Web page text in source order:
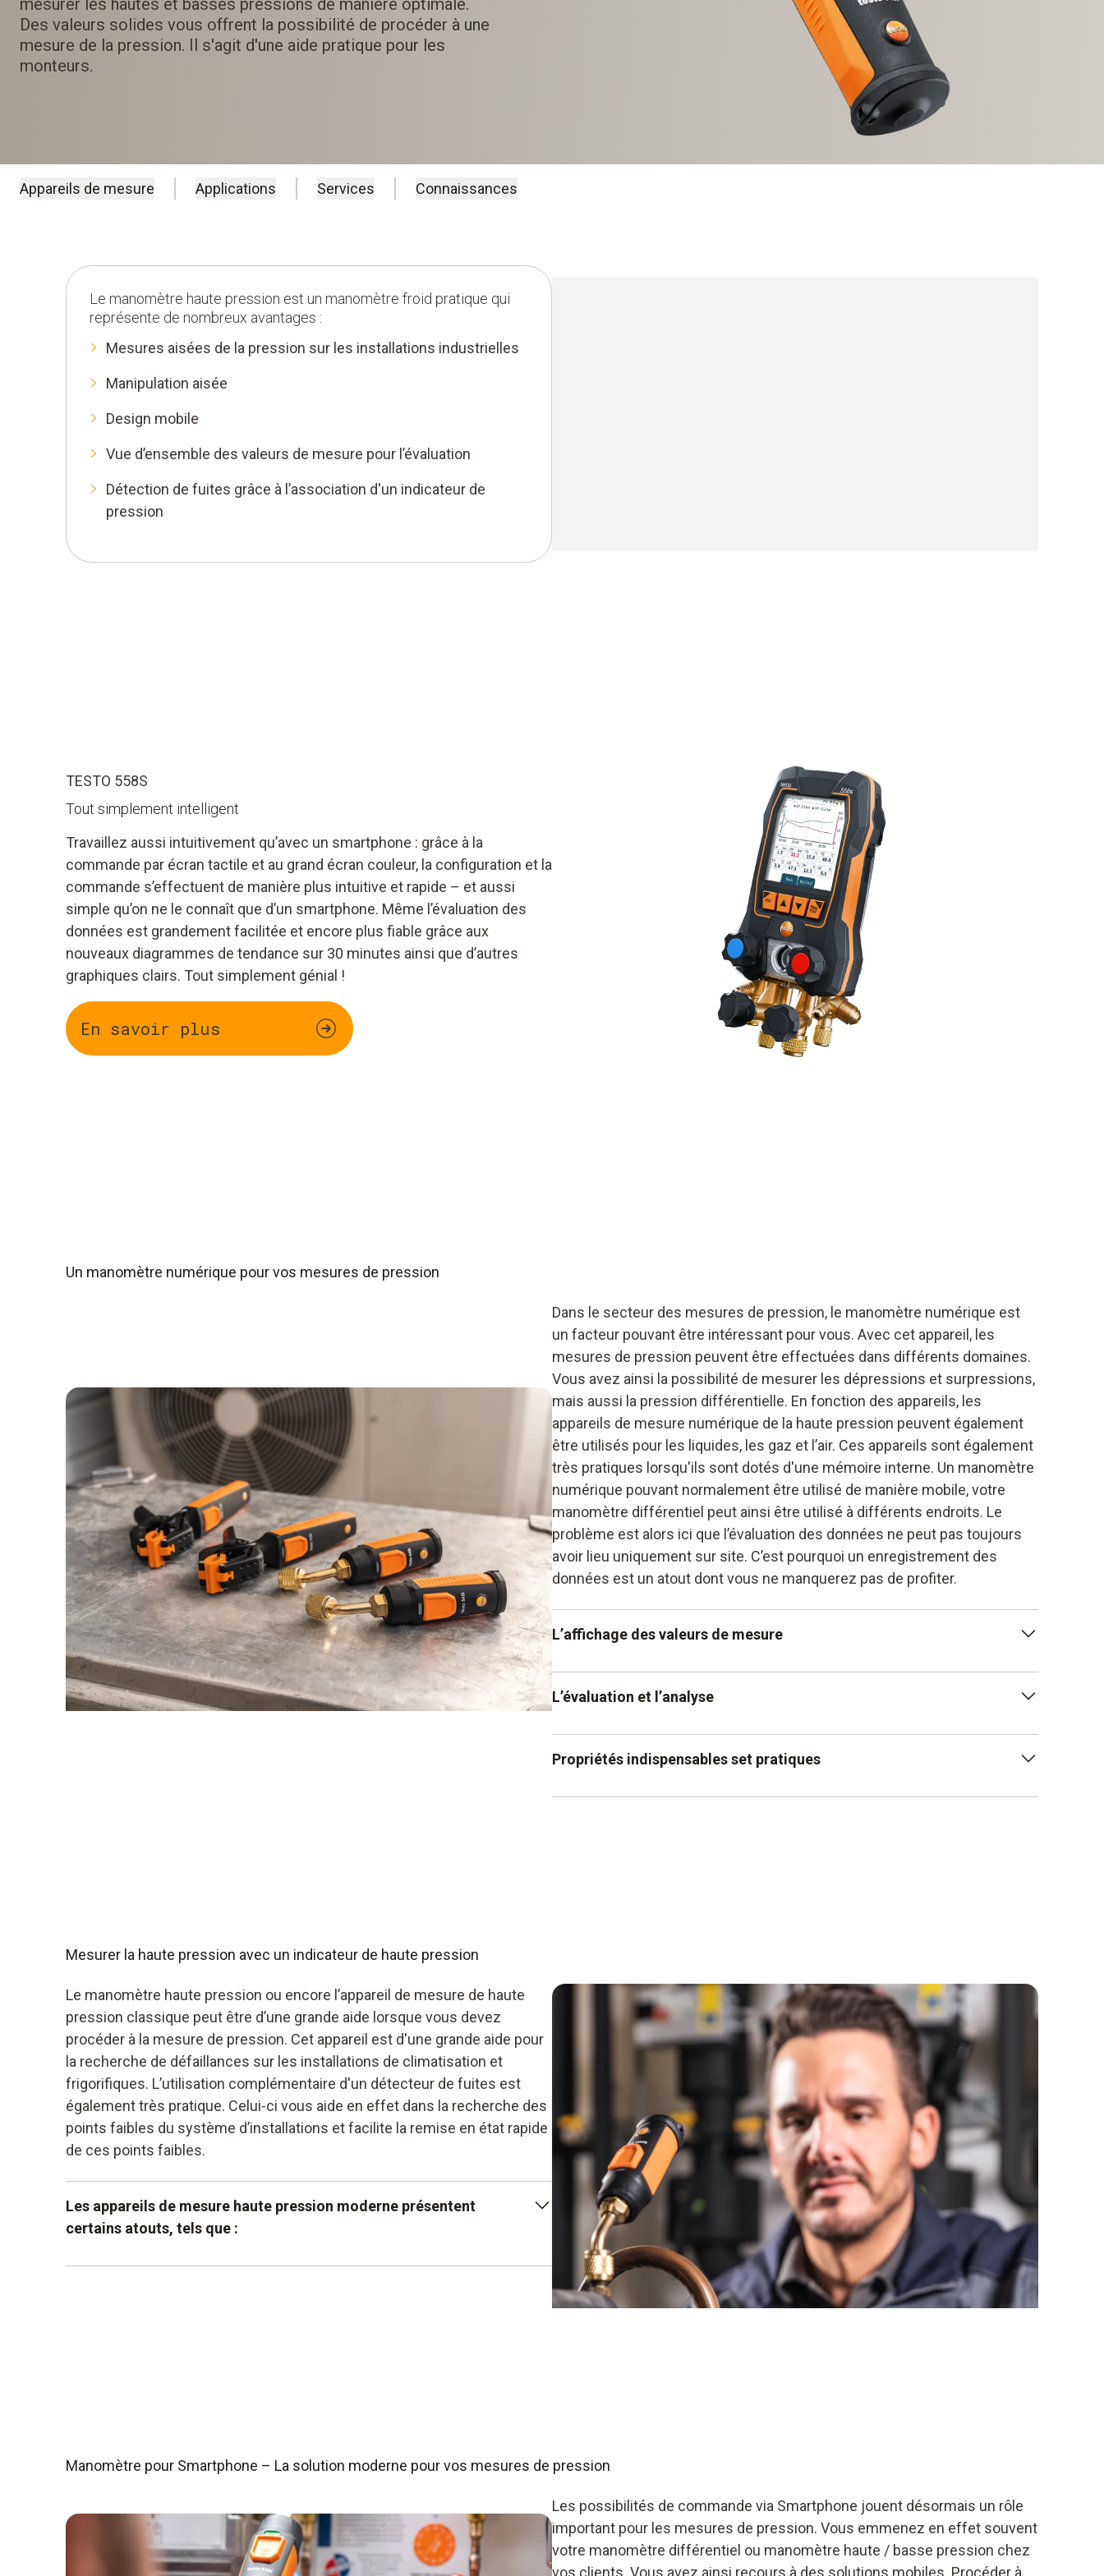
mesurer les hautes et basses pressions de manière optimale.
Des valeurs solides vous offrent la possibilité de procéder à une
mesure de la pression. Il s'agit d'une aide pratique pour les
monteurs.
Appareils de mesure Applications Services Connaissances
Le manomètre haute pression est un manomètre froid pratique qui
représente de nombreux avantages :
Mesures aisées de la pression sur les installations industrielles
Manipulation aisée
Design mobile
Vue d’ensemble des valeurs de mesure pour l’évaluation
Détection de fuites grâce à l’association d'un indicateur de
pression
TESTO 558S
Tout simplement intelligent
Travaillez aussi intuitivement qu’avec un smartphone : grâce à la
commande par écran tactile et au grand écran couleur, la configuration et la
commande s’effectuent de manière plus intuitive et rapide – et aussi
simple qu’on ne le connaît que d’un smartphone. Même l’évaluation des
données est grandement facilitée et encore plus fiable grâce aux
nouveaux diagrammes de tendance sur 30 minutes ainsi que d’autres
graphiques clairs. Tout simplement génial !
En savoir plus
Un manomètre numérique pour vos mesures de pression
Dans le secteur des mesures de pression, le manomètre numérique est
un facteur pouvant être intéressant pour vous. Avec cet appareil, les
mesures de pression peuvent être effectuées dans différents domaines.
Vous avez ainsi la possibilité de mesurer les dépressions et surpressions,
mais aussi la pression différentielle. En fonction des appareils, les
appareils de mesure numérique de la haute pression peuvent également
être utilisés pour les liquides, les gaz et l’air. Ces appareils sont également
très pratiques lorsqu'ils sont dotés d'une mémoire interne. Un manomètre
numérique pouvant normalement être utilisé de manière mobile, votre
manomètre différentiel peut ainsi être utilisé à différents endroits. Le
problème est alors ici que l’évaluation des données ne peut pas toujours
avoir lieu uniquement sur site. C’est pourquoi un enregistrement des
données est un atout dont vous ne manquerez pas de profiter.
L’affichage des valeurs de mesure
peut vous aider à obtenir des résultats rapidement.
L’évaluation et l’analyse
dans le cadre des utilisations mobiles. L’indicateur de haute pression – ou
Propriétés indispensables set pratiques
Mesurer la haute pression avec un indicateur de haute pression
Le manomètre haute pression ou encore l’appareil de mesure de haute
pression classique peut être d’une grande aide lorsque vous devez
procéder à la mesure de pression. Cet appareil est d'une grande aide pour
la recherche de défaillances sur les installations de climatisation et
frigorifiques. L’utilisation complémentaire d'un détecteur de fuites est
également très pratique. Celui-ci vous aide en effet dans la recherche des
points faibles du système d’installations et facilite la remise en état rapide
de ces points faibles.
Les appareils de mesure haute pression moderne présentent
certains atouts, tels que :
Manomètre pour Smartphone – La solution moderne pour vos mesures de pression
Les possibilités de commande via Smartphone jouent désormais un rôle
important pour les mesures de pression. Vous emmenez en effet souvent
votre manomètre différentiel ou manomètre haute / basse pression chez
vos clients. Vous avez ainsi recours à des solutions mobiles. Procéder à